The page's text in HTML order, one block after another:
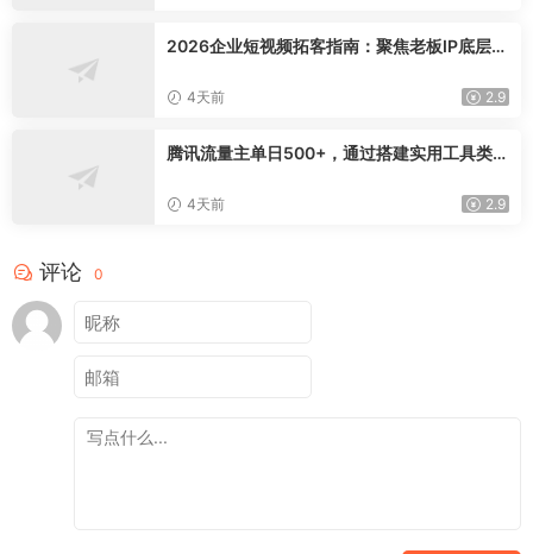
2026企业短视频拓客指南：聚焦老板IP底层逻
交完整获客链路
4天前 2.9
腾讯流量主单日500+，通过搭建实用工具类小
4天前 2.9
评论 0